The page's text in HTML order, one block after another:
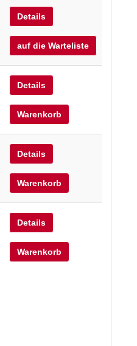
Details
auf die Warteliste
Details
Warenkorb
Details
Warenkorb
Details
Warenkorb